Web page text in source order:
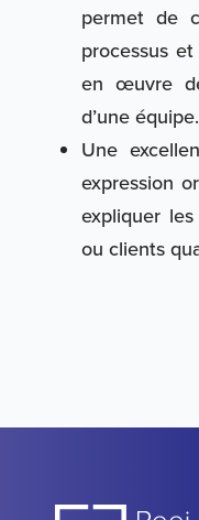
permet de
processus
en œuvre
d’une équipe.
Une
expression
expliquer
ou clients